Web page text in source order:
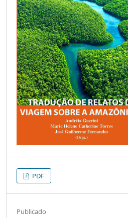
PDF
Publicado